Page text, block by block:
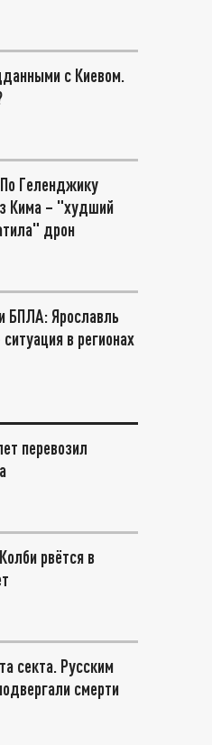
с Киевом.
Геленджику
Кима – "худший
дрон
БПЛА: Ярославль
в регионах
перевозил
рвётся в
секта. Русским
смерти